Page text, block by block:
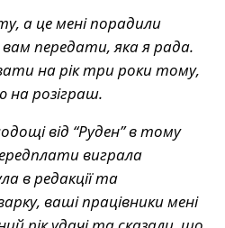
а це мені порадили
передати, яка я рада.
на рік три роки тому,
на розіграш.
від “Руден” в тому
виграла
в редакції та
ваші працівники мені